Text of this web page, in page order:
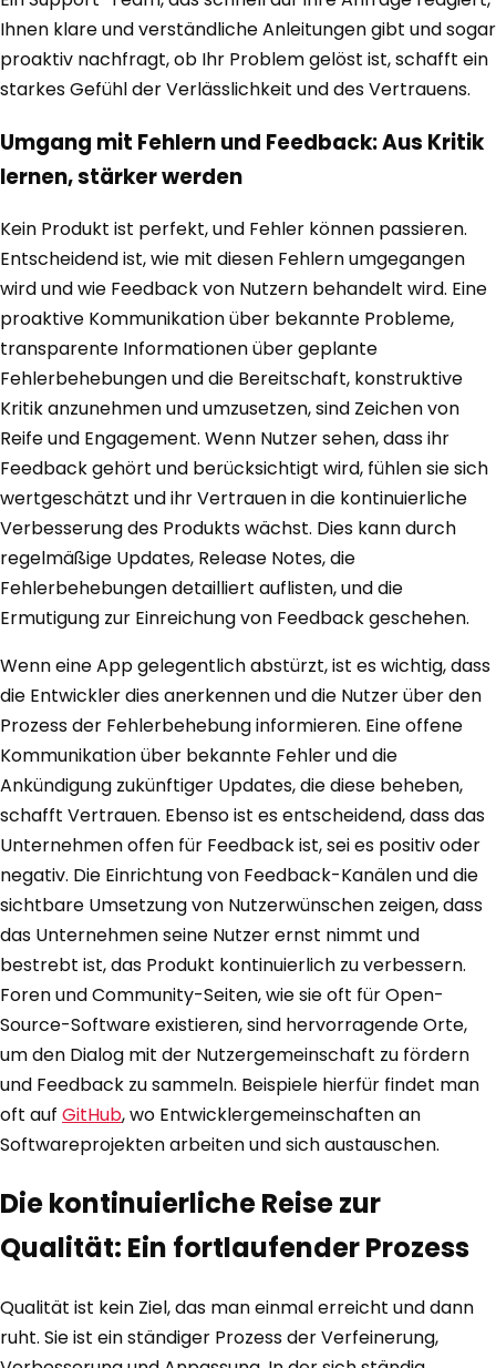
Ihnen klare und verständliche Anleitungen gibt und sogar
proaktiv nachfragt, ob Ihr Problem gelöst ist, schafft ein
starkes Gefühl der Verlässlichkeit und des Vertrauens.
Umgang mit Fehlern und Feedback: Aus Kritik
lernen, stärker werden
Kein Produkt ist perfekt, und Fehler können passieren.
Entscheidend ist, wie mit diesen Fehlern umgegangen
wird und wie Feedback von Nutzern behandelt wird. Eine
proaktive Kommunikation über bekannte Probleme,
transparente Informationen über geplante
Fehlerbehebungen und die Bereitschaft, konstruktive
Kritik anzunehmen und umzusetzen, sind Zeichen von
Reife und Engagement. Wenn Nutzer sehen, dass ihr
Feedback gehört und berücksichtigt wird, fühlen sie sich
wertgeschätzt und ihr Vertrauen in die kontinuierliche
Verbesserung des Produkts wächst. Dies kann durch
regelmäßige Updates, Release Notes, die
Fehlerbehebungen detailliert auflisten, und die
Ermutigung zur Einreichung von Feedback geschehen.
Wenn eine App gelegentlich abstürzt, ist es wichtig, dass
die Entwickler dies anerkennen und die Nutzer über den
Prozess der Fehlerbehebung informieren. Eine offene
Kommunikation über bekannte Fehler und die
Ankündigung zukünftiger Updates, die diese beheben,
schafft Vertrauen. Ebenso ist es entscheidend, dass das
Unternehmen offen für Feedback ist, sei es positiv oder
negativ. Die Einrichtung von Feedback-Kanälen und die
sichtbare Umsetzung von Nutzerwünschen zeigen, dass
das Unternehmen seine Nutzer ernst nimmt und
bestrebt ist, das Produkt kontinuierlich zu verbessern.
Foren und Community-Seiten, wie sie oft für Open-
Source-Software existieren, sind hervorragende Orte,
um den Dialog mit der Nutzergemeinschaft zu fördern
und Feedback zu sammeln. Beispiele hierfür findet man
oft auf GitHub, wo Entwicklergemeinschaften an
Softwareprojekten arbeiten und sich austauschen.
Die kontinuierliche Reise zur
Qualität: Ein fortlaufender Prozess
Qualität ist kein Ziel, das man einmal erreicht und dann
ruht. Sie ist ein ständiger Prozess der Verfeinerung,